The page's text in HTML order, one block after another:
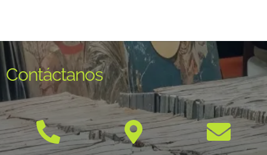
Contáctanos